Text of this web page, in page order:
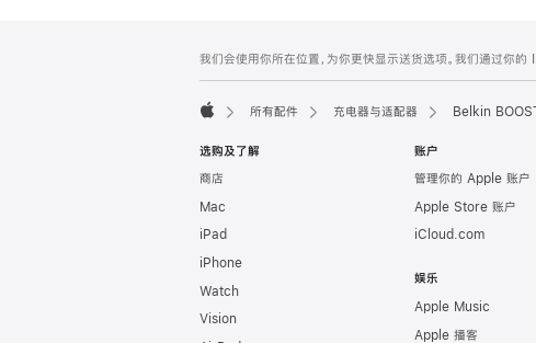
页
页
脚
注
我们会使用你所在位置，为你更快显示送货选项。我们通过你
所有配件 充电器与适配器 Belkin
选购及了解
商店
Mac
iPad
iPhone
Watch
Vision
账户
管理你的 Apple 账户
Apple Store 账户
iCloud.com
娱乐
Apple Music
Apple 播客